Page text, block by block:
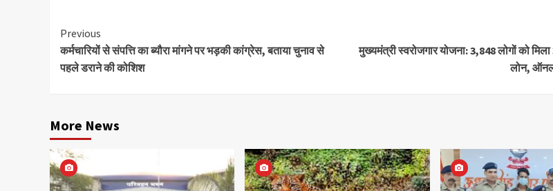
Continue
Reading
Previous
कर्मचारियों से संपत्ति का ब्यौरा मांगने पर भड़की कांग्रेस, बताया चुनाव से
पहले डराने की कोशिश
मुख्यमंत्री स्वरोजगार योजना: 3,848 लोगों को
लोन,
More News